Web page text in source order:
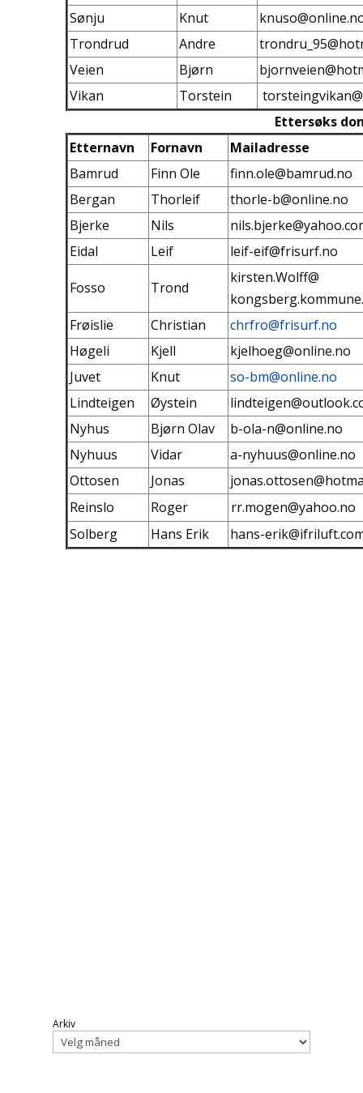
Sønju
Knut
Trondrud
Andre
Veien
Bjørn
Vikan
Torstein
Ettersøks
Etternavn
Fornavn
Mailadresse
Bamrud
Finn Ole
finn.ole@bamrud.no
Bergan
Thorleif
thorle-b@online.no
Bjerke
Nils
Eidal
Leif leif-eif@frisurf.no
Fosso Trond
kirsten.Wolff@
Frøislie
Christian
chrfro@frisurf.no
Høgeli
Kjell
kjelhoeg@online.no
Juvet
Knut
so-bm@online.no
Lindteigen
Øystein
Nyhus
Bjørn Olav
b-ola-n@online.no
Nyhuus
Vidar
a-nyhuus@online.no
Ottosen
Jonas
Reinslo
Roger
rr.mogen@yahoo.no
Solberg
Hans Erik hans-
Arkiv